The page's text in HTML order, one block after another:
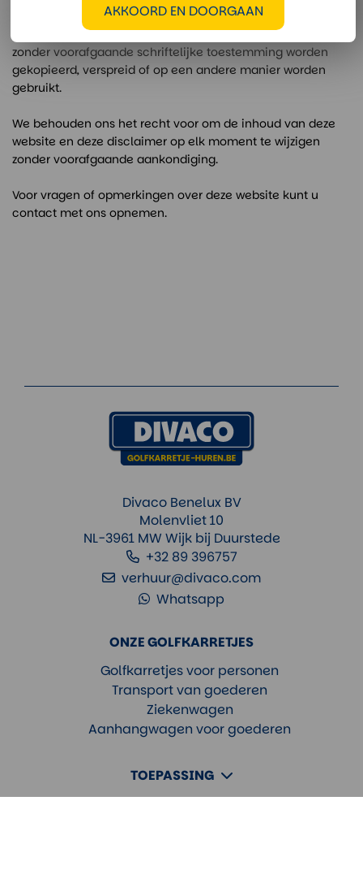
Alle teksten, afbeeldingen en andere materialen op deze
website zijn auteursrechtelijk beschermd en mogen niet
zonder voorafgaande schriftelijke toestemming worden
gekopieerd, verspreid of op een andere manier worden
gebruikt.
We behouden ons het recht voor om de inhoud van deze
website en deze disclaimer op elk moment te wijzigen
zonder voorafgaande aankondiging.
Voor vragen of opmerkingen over deze website kunt u
contact met ons opnemen.
ONZE GOLFKARRETJES
Golfkarretjes voor personen
Transport van goederen
Ziekenwagen
Aanhangwagen voor goederen
TOEPASSING
Divaco Benelux BV
Molenvliet 10
NL-3961 MW Wijk bij Duurstede
+32 89 396757
verhuur@divaco.com
Whatsapp
AKKOORD EN DOORGAAN